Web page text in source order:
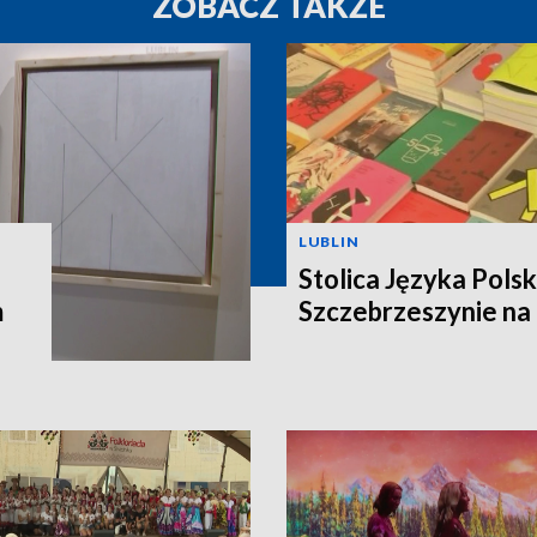
LUBLIN
Stolica Języka
Szczebrzeszynie